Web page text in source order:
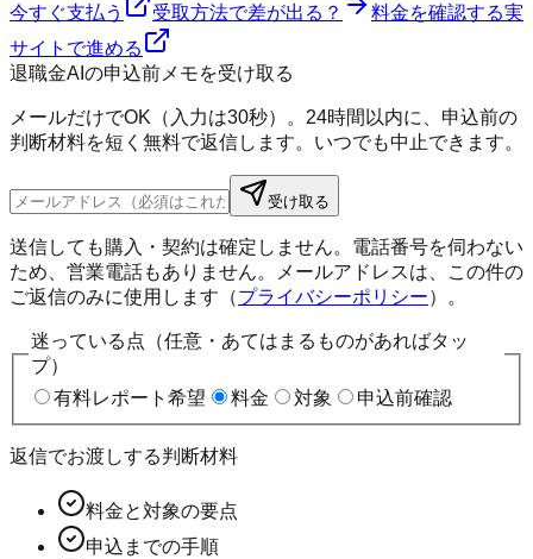
今すぐ支払う 受取方法で差が出る？ 料金を確認する実
サイトで進める
退職金AIの申込前メモを受け取る
メールだけでOK（入力は30秒）。24時間以内に、申込前の
判断材料を短く無料で返信します。いつでも中止できます。
受け取る
送信しても購入・契約は確定しません。電話番号を伺わない
ため、営業電話もありません。メールアドレスは、この件の
ご返信のみに使用します（プライバシーポリシー）。
迷っている点（任意・あてはまるものがあればタッ
プ）
有料レポート希望
料金 対象 申込前確認
返信でお渡しする判断材料
料金と対象の要点
申込までの手順